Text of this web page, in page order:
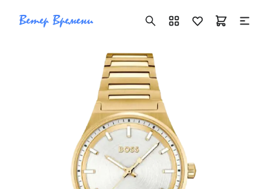
+7 ( 705 ) 181-42-50
info@vetervremeni.kz
Авторизация